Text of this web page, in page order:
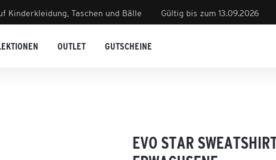
Kinderkleidung, Taschen und Bälle Gültig bis zum 13.09.2026
OUTLET GUTSCHEINE
EVO STAR